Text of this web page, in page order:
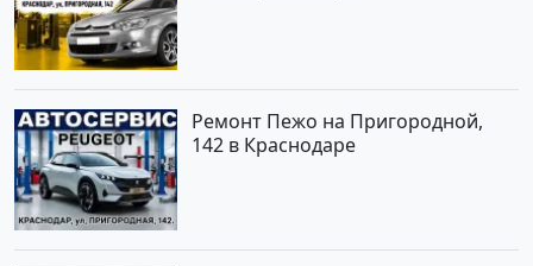
Ремонт Пежо на Пригородной,
142 в Краснодаре